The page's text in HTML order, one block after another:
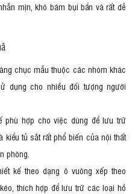
mịn, khó bám bụi bẩn và rất dễ
chục mẫu thuộc các nhóm khác
dụng cho nhiều đối tượng người
phù hợp cho việc dùng để lưu trữ
tủ sắt rất phổ biến của nội thất
phòng.
kế theo dạng ô vuông xếp theo
thích hợp để lưu trữ các loại hồ